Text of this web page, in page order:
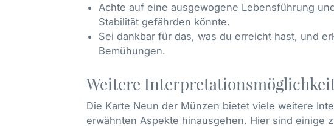
Achte auf eine ausgewogene Lebensführung
Stabilität gefährden könnte.
Sei dankbar für das, was du erreicht hast, und
Bemühungen.
Weitere
Die Karte Neun der Münzen bietet viele weitere
erwähnten Aspekte hinausgehen. Hier sind einige